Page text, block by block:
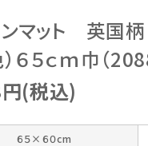
マット 英国
６５ｃｍ巾（
(税込)
６５×６０cm